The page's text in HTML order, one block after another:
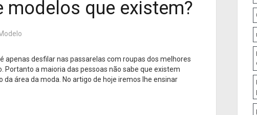
modelos que existem?
apenas desfilar nas passarelas com roupas dos melhores
Portanto a maioria das pessoas não sabe que existem
área da moda. No artigo de hoje iremos lhe ensinar